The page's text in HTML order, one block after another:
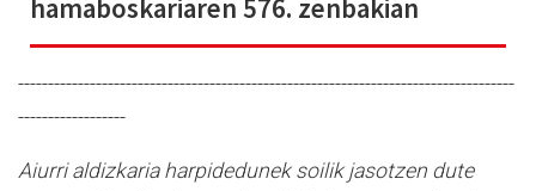
hamaboskariaren 576. zenbakian
-----------------------------------------------------------------------------------
------------------
Aiurri aldizkaria harpidedunek soilik jasotzen dute